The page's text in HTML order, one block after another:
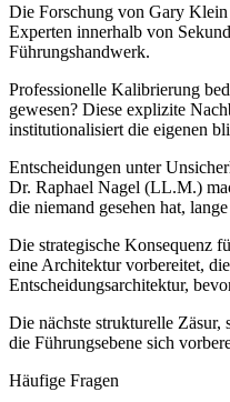
Die Forschung von Gary Klein
Experten innerhalb von
Führungshandwerk.
Professionelle Kalibrierung
gewesen? Diese explizite
institutionalisiert die eigenen
Entscheidungen unter
Dr. Raphael Nagel (LL.M.)
die niemand gesehen hat,
Die strategische Konsequenz
eine Architektur vorbereitet,
Entscheidungsarchitektur,
Die nächste strukturelle
die Führungsebene sich
Häufige Fragen